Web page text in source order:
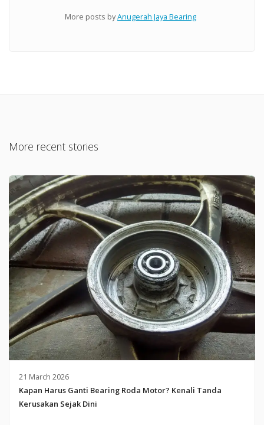
More posts byAnugerah Jaya Bearing
More recent stories
21 March 2026
Kapan Harus Ganti Bearing Roda Motor? Kenali Tanda
Kerusakan Sejak Dini